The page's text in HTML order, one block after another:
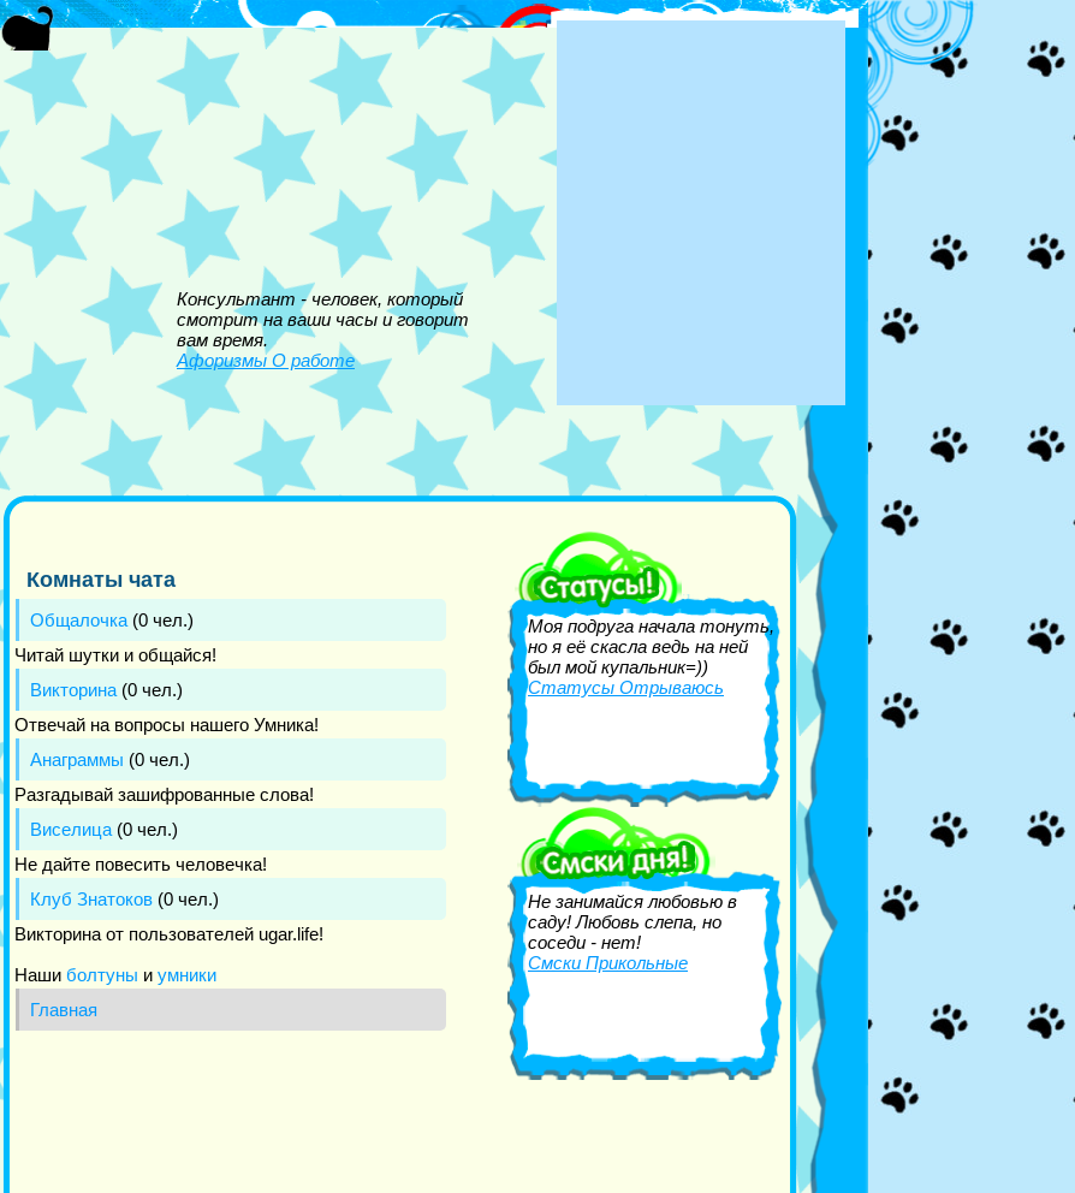
Консультант - человек, который
смотрит на ваши часы и говорит
вам время.
Афоризмы О работе
Комнаты чата
Общалочка (0 чел.)
Читай шутки и общайся!
Викторина (0 чел.)
Отвечай на вопросы нашего Умника!
Анаграммы (0 чел.)
Разгадывай зашифрованные слова!
Виселица (0 чел.)
Не дайте повесить человечка!
Клуб Знатоков (0 чел.)
Викторина от пользователей ugar.life!
Наши болтуны и умники
Главная
Моя подруга начала тонуть,
но я её скасла ведь на ней
был мой купальник=))
Статусы Отрываюсь
Не занимайся любовью в
саду! Любовь слепа, но
соседи - нет!
Смски Прикольные